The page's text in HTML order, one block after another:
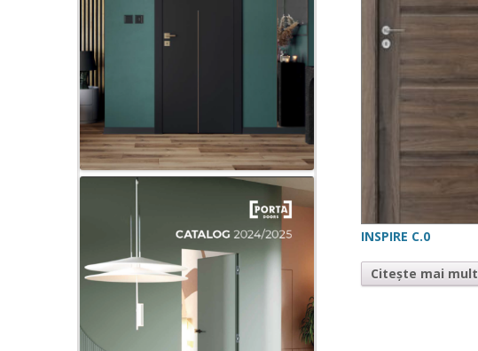
INSPIRE C.0
Citește mai mult